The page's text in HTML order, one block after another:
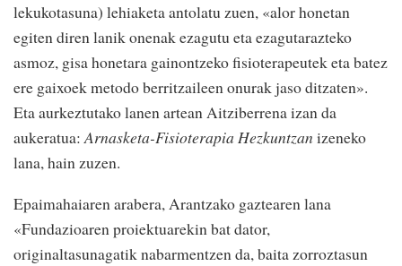
lekukotasuna) lehiaketa antolatu zuen, «alor honetan
egiten diren lanik onenak ezagutu eta ezagutarazteko
asmoz, gisa honetara gainontzeko fisioterapeutek eta batez
ere gaixoek metodo berritzaileen onurak jaso ditzaten».
Eta aurkeztutako lanen artean Aitziberrena izan da
aukeratua:Arnasketa-Fisioterapia Hezkuntzan izeneko
lana, hain zuzen.
Epaimahaiaren arabera, Arantzako gaztearen lana
«Fundazioaren proiektuarekin bat dator,
originaltasunagatik nabarmentzen da, baita zorroztasun